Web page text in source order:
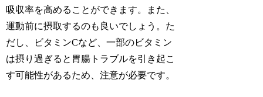
吸収率を高めることができます。また、
運動前に摂取するのも良いでしょう。た
だし、ビタミンCなど、一部のビタミン
は摂り過ぎると胃腸トラブルを引き起こ
す可能性があるため、注意が必要です。